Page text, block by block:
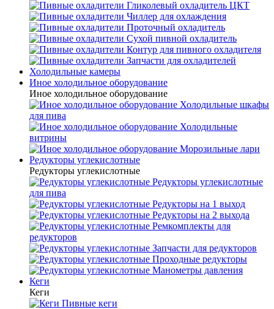
Гликолевый охладитель ЦКТ
Чиллер для охлаждения
Проточный охладитель
Сухой пивной охладитель
Контур для пивного охладителя
Запчасти для охладителей
Холодильные камеры
Иное холодильное оборудование
Иное холодильное оборудование
Холодильные шкафы
для пива
Холодильные
витрины
Морозильные лари
Редукторы углекислотные
Редукторы углекислотные
Редукторы углекислотные
для пива
Редукторы на 1 выход
Редукторы на 2 выхода
Ремкомплекты для
редукторов
Запчасти для редукторов
Проходные редукторы
Манометры давления
Кеги
Кеги
Пивные кеги